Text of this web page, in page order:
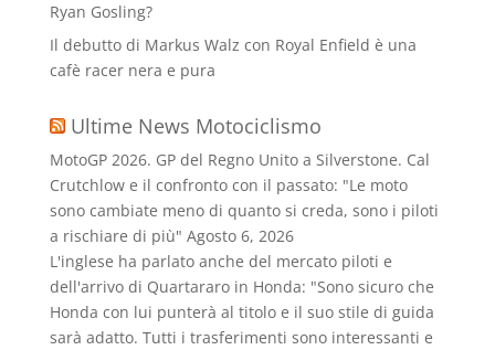
Ryan Gosling?
Il debutto di Markus Walz con Royal Enfield è una
cafè racer nera e pura
Ultime News Motociclismo
MotoGP 2026. GP del Regno Unito a Silverstone. Cal
Crutchlow e il confronto con il passato: "Le moto
sono cambiate meno di quanto si creda, sono i piloti
a rischiare di più" Agosto 6, 2026
L'inglese ha parlato anche del mercato piloti e
dell'arrivo di Quartararo in Honda: "Sono sicuro che
Honda con lui punterà al titolo e il suo stile di guida
sarà adatto. Tutti i trasferimenti sono interessanti e